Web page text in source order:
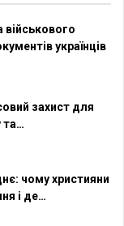
військового
українців
захист для
та…
чому християни
і де…